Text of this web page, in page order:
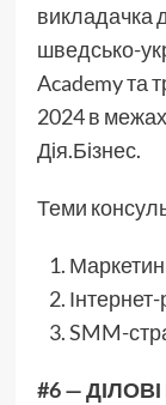
викладачка
шведсько-
Academy та
2024 в
Дія.Бізнес.
Теми
SMM-
#6 —